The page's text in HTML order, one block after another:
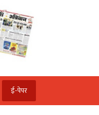
ई-पेपर